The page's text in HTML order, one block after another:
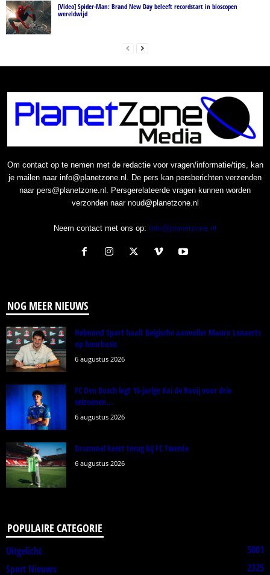
[Video] Spider-Man: Brand New Day beleeft recordstart in bioscopen
wereldwijd
Om contact op te nemen met de redactie voor vragen/informatie/tips, kan
je mailen naar info@planetzone.nl. De pers kan persberichten verzenden
naar pers@planetzone.nl. Persgerelateerde vragen kunnen worden
verzonden naar noud@planetzone.nl
Neem contact met ons op: Info@planetzone.nl
NOG MEER NIEUWS
Helmond Sport haalt Belgische aanvaller Mauro Lenaerts
op huurbasis
6 augustus 2026
FC Den Bosch legt 16-jarige Kai de Rooij voor drie
seizoenen...
6 augustus 2026
Drommel keert terug bij FC Twente
6 augustus 2026
POPULAIRE CATEGORIE
Uitgelicht
5001
Sport Nieuws
2325